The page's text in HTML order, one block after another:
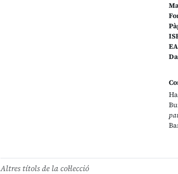
Altres títols de la col·lecció